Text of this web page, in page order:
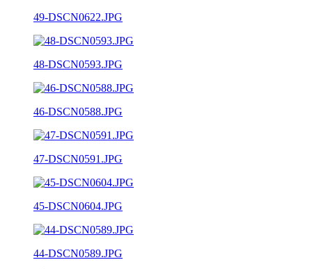
49-DSCN0622.JPG
48-DSCN0593.JPG
46-DSCN0588.JPG
47-DSCN0591.JPG
45-DSCN0604.JPG
44-DSCN0589.JPG